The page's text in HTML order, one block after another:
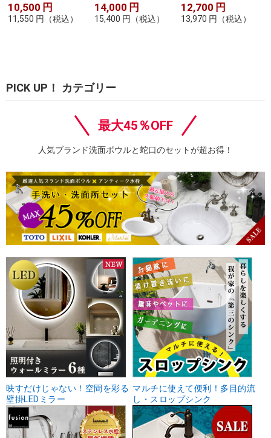
10,500 円
11,550 円 （税込）
14,000 円
15,400 円 （税込）
12,700 円
13,970 円 （税込）
PICK UP！ カテゴリー
最大45％OFF
人気ブランド洗面ボウルと蛇口のセットが超お得！
映すだけじゃない！空間を彩る
壁掛LEDミラー
マルチに使えて便利！多目的流
し・スロップシンク